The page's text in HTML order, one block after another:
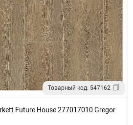
Товарный код: 547162
Future House 277017010 Gregor